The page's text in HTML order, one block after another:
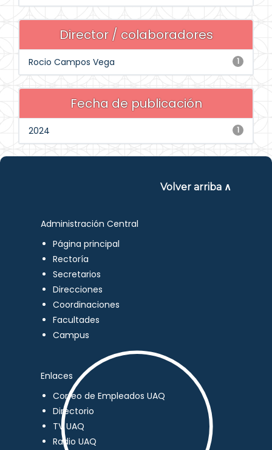
Director / colaboradores
1
Rocio Campos Vega
Fecha de publicación
1
2024
Volver arriba ∧
Administración Central
Página principal
Rectoría
Secretarios
Direcciones
Coordinaciones
Facultades
Campus
Enlaces
Correo de Empleados UAQ
Directorio
TV UAQ
Radio UAQ